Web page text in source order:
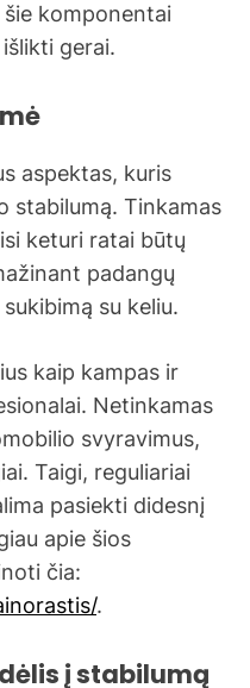
komponentai
gerai.
aspektas, kuris
stabilumą. Tinkamas
keturi ratai būtų
padangų
su keliu.
kaip kampas ir
Netinkamas
svyravimus,
Taigi, reguliariai
pasiekti didesnį
apie šios
čia:
.
į stabilumą